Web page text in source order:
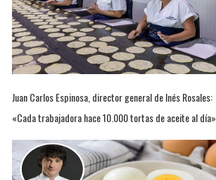
Juan Carlos Espinosa, director general de Inés Rosales:
«Cada trabajadora hace 10.000 tortas de aceite al día»